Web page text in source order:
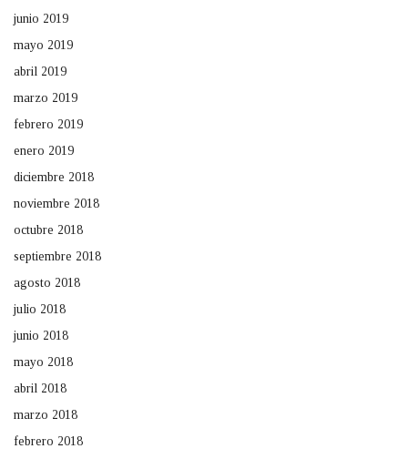
junio 2019
mayo 2019
abril 2019
marzo 2019
febrero 2019
enero 2019
diciembre 2018
noviembre 2018
octubre 2018
septiembre 2018
agosto 2018
julio 2018
junio 2018
mayo 2018
abril 2018
marzo 2018
febrero 2018